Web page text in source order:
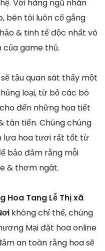
Với hàng ngũ nhân
bên tôi luôn cố gắng
& tinh tế độc nhất vô
game thủ.
tậu quan sát thấy một
loại, từ bỏ các bó
đến những họa tiết
tân tiến. Chúng chúng
lựa hoa tươi rất tốt từ
bảo đảm rằng mỗi
& thơm ngát.
Hoa Tang Lễ Thị xã
không chỉ thế, chúng
Mại đặt hoa online
an toàn rằng hoa sẽ